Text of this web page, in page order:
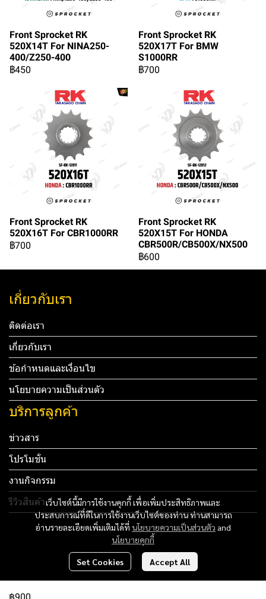
Front Sprocket RK
520X14T For NINA250-
400/Z250-400
฿450
Front Sprocket RK
520X17T For BMW
S1000RR
฿700
Front Sprocket RK
520X16T For CBR1000RR
฿700
Front Sprocket RK
520X15T For HONDA
CBR500R/CB500X/NX500
฿600
เว็บไซต์นี้มีการใช้งานคุกกี้ เพื่อเพิ่มประสิทธิภาพและ
ประสบการณ์ที่ดีในการใช้งานเว็บไซต์ของท่าน ท่านสามารถ
อ่านรายละเอียดเพิ่มเติมได้ที่ นโยบายความเป็นส่วนตัว and
นโยบายคุกกี้
Set Cookies Accept All
เกี่ยวกับเรา
ติดต่อเรา
เกี่ยวกับเรา
ข้อกำหนดและเงื่อนไข
นโยบายความเป็นส่วนตัว
บริการลูกค้า
ข่าวสาร
โปรโมชั่น
งานกิจกรรม
รีวิวสินค้า
Tel: 012 345 67890 Email: mail@yourdomain.com